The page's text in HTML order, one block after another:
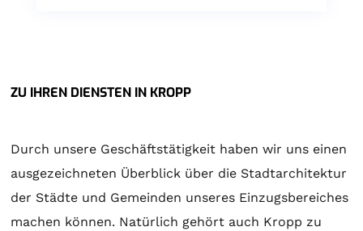
ZU IHREN DIENSTEN IN KROPP
Durch unsere Geschäftstätigkeit haben wir uns einen
ausgezeichneten Überblick über die Stadtarchitektur
der Städte und Gemeinden unseres Einzugsbereiches
machen können. Natürlich gehört auch Kropp zu